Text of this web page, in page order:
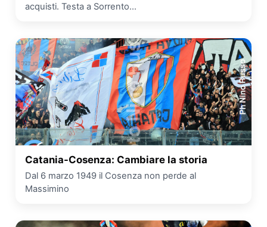
acquisti. Testa a Sorrento...
Catania-Cosenza: Cambiare la storia
Dal 6 marzo 1949 il Cosenza non perde al
Massimino